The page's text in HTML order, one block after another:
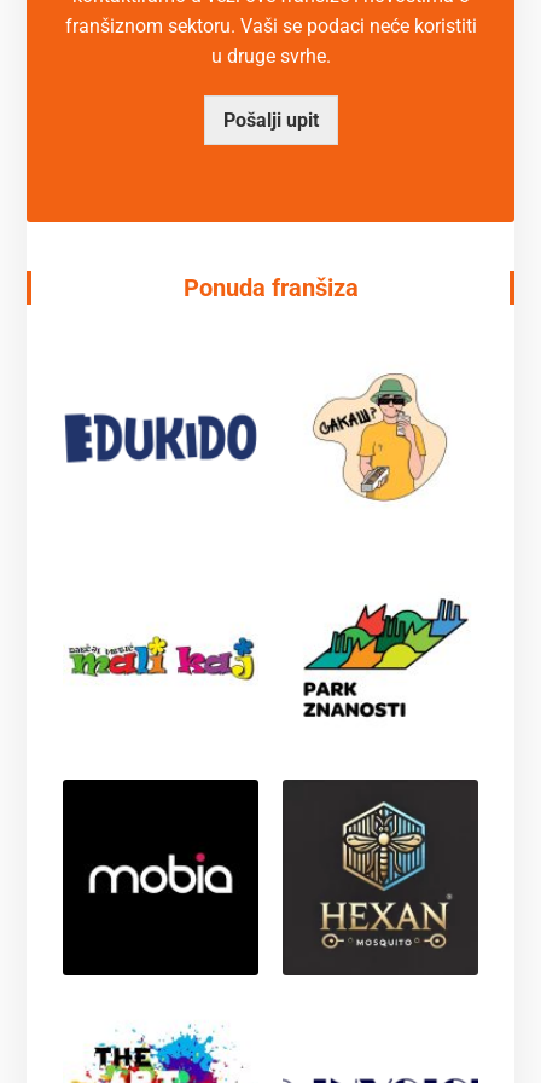
franšiznom sektoru. Vaši se podaci neće koristiti
u druge svrhe.
Pošalji upit
Ponuda franšiza